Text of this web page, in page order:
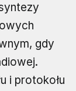
gdy
i protokołu